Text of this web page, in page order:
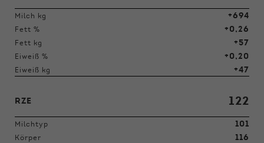
Milch kg +694
Fett % +0,26
Fett kg +57
Eiweiß % +0,20
Eiweiß kg +47
RZE 122
Milchtyp 101
Körper 116